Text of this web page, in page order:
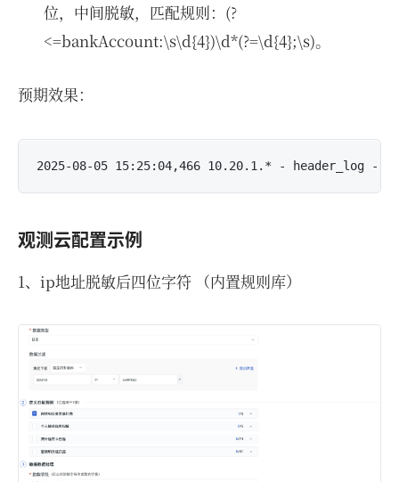
位，中间脱敏，匹配规则：(?
<=bankAccount:\s\d{4})\d*(?=\d{4};\s)。
预期效果：
观测云配置示例
1、ip地址脱敏后四位字符 （内置规则库）